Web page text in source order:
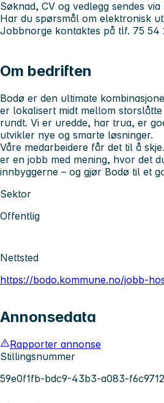
Søknad, CV og vedlegg sendes
Har du spørsmål om elektronisk
Jobbnorge kontaktes på tlf. 75 54
Om bedriften
Bodø er den ultimate
er lokalisert midt mellom
rundt. Vi er uredde, har trua, er
utvikler nye og smarte løsninger.
Våre medarbeidere får det til å
er en jobb med mening, hvor det
innbyggerne – og gjør Bodø til et
Sektor
Offentlig
Nettsted
https://bodo.kommune.no/jobb-
Annonsedata
Rapporter annonse
Stillingsnummer
59e0f1fb-bdc9-43b3-a083-